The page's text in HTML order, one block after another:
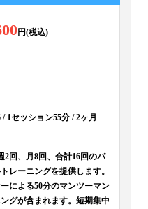
円(税込)
/ 1セッション55分 / 2ヶ月
2回、月8回、合計16回のパ
レーニングを提供します。
ーによる50分のマンツーマン
ングが含まれます。短期集中